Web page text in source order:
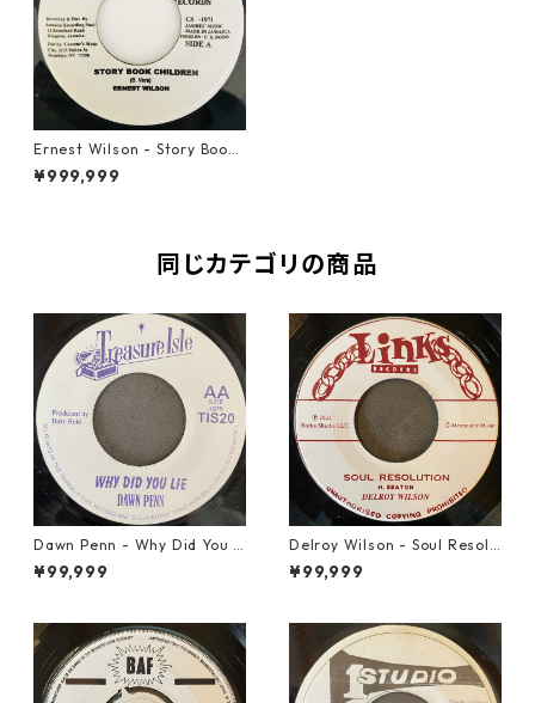
Ernest Wilson - Story Book
Children【7-11023】
¥999,999
同じカテゴリの商品
Dawn Penn - Why Did You Li
e【7-21938】
¥99,999
Delroy Wilson - Soul Resolu
tion【7-21935】
¥99,999